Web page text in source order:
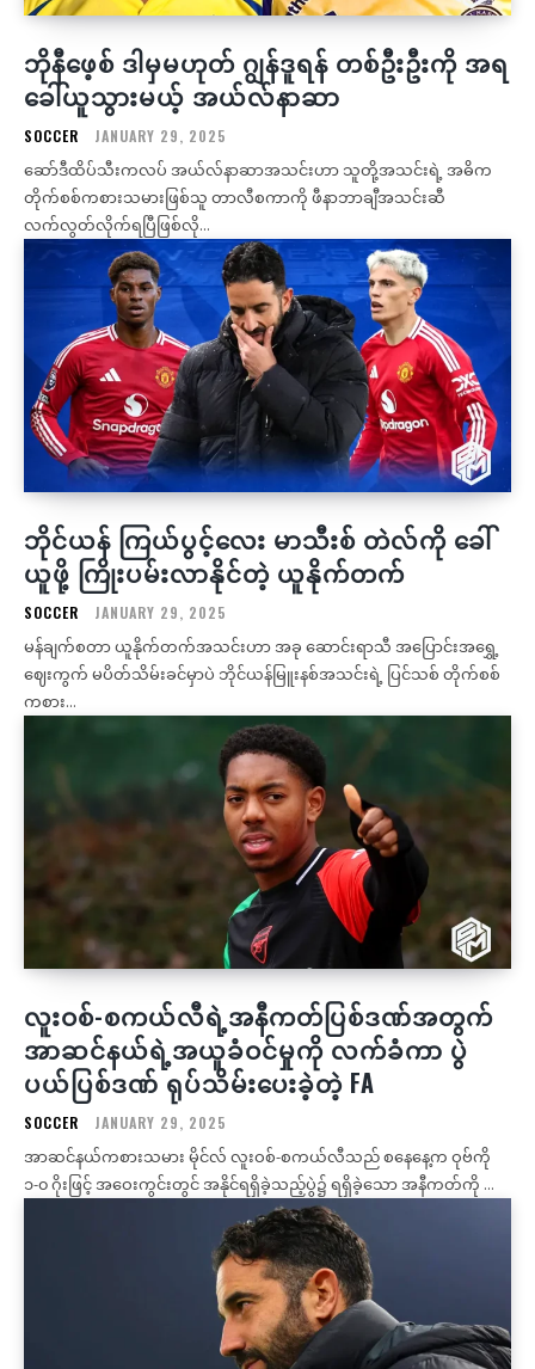
ဘိုနီဖေ့စ် ဒါမှမဟုတ် ဂျွန်ဒူရန် တစ်ဦးဦးကို အရ
ခေါ်ယူသွားမယ့် အယ်လ်နာဆာ
SOCCER JANUARY 29, 2025
ဆော်ဒီထိပ်သီးကလပ် အယ်လ်နာဆာအသင်းဟာ သူတို့အသင်းရဲ့ အဓိက
တိုက်စစ်ကစားသမားဖြစ်သူ တာလီစကာကို ဖီနာဘာချီအသင်းဆီ
လက်လွတ်လိုက်ရပြီဖြစ်လို...
ဘိုင်ယန် ကြယ်ပွင့်လေး မာသီးစ် တဲလ်ကို ခေါ်
ယူဖို့ ကြိုးပမ်းလာနိုင်တဲ့ ယူနိုက်တက်
SOCCER JANUARY 29, 2025
မန်ချက်စတာ ယူနိုက်တက်အသင်းဟာ အခု ဆောင်းရာသီ အပြောင်းအရွှေ့
ဈေးကွက် မပိတ်သိမ်းခင်မှာပဲ ဘိုင်ယန်မြူးနစ်အသင်းရဲ့ ပြင်သစ် တိုက်စစ်
ကစား...
လူးဝစ်-စကယ်လီရဲ့အနီကတ်ပြစ်ဒဏ်အတွက်
အာဆင်နယ်ရဲ့အယူခံဝင်မှုကို လက်ခံကာ ပွဲ
ပယ်ပြစ်ဒဏ် ရုပ်သိမ်းပေးခဲ့တဲ့ FA
SOCCER JANUARY 29, 2025
အာဆင်နယ်ကစားသမား မိုင်လ် လူးဝစ်-စကယ်လီသည် စနေနေ့က ဝုဗ်ကို
၁-၀ ဂိုးဖြင့် အဝေးကွင်းတွင် အနိုင်ရရှိခဲ့သည့်ပွဲ၌ ရရှိခဲ့သော အနီကတ်ကို ...